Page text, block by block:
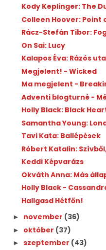
Kody Keplinger: The
Colleen Hoover: Point
Rácz-Stefán Tibor:
On Sai: Lucy
Kalapos Éva: Rázós
Megjelent! - Wicked
Ma megjelent -
Adventi blogturné -
Holly Black: Black
Samantha Young:
Tavi Kata: Ballépések
Róbert Katalin:
Keddi Képvarázs
Okváth Anna: Más
Holly Black -
Hallgasd Hétfőn!
► november (36)
► október (37)
► szeptember (43)